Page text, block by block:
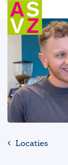
Locaties